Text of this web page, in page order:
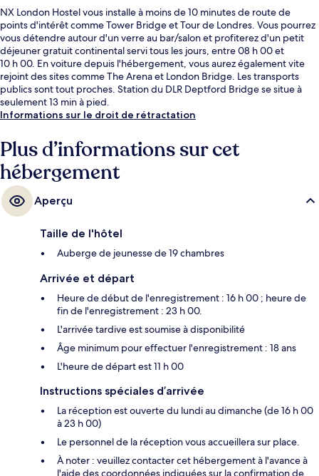
NX London Hostel vous installe à moins de 10 minutes de route de
points d'intérêt comme Tower Bridge et Tour de Londres. Vous pourrez
vous détendre autour d'un verre au bar/salon et profiterez d'un petit
déjeuner gratuit continental servi tous les jours, entre 08 h 00 et
10 h 00. En voiture depuis l'hébergement, vous aurez également vite
rejoint des sites comme The Arena et London Bridge. Les transports
publics sont tout proches. Station du DLR Deptford Bridge se situe à
seulement 13 min à pied.
Informations sur le droit de rétractation
Plus d’informations sur cet
hébergement
Aperçu
Taille de l'hôtel
Auberge de jeunesse de 19 chambres
Arrivée et départ
Heure de début de l'enregistrement : 16 h 00 ; heure de
fin de l'enregistrement : 23 h 00.
L'arrivée tardive est soumise à disponibilité
Âge minimum pour effectuer l'enregistrement : 18 ans
L'heure de départ est 11 h 00
Instructions spéciales d’arrivée
La réception est ouverte du lundi au dimanche (de 16 h 00
à 23 h 00)
Le personnel de la réception vous accueillera sur place.
À noter : veuillez contacter cet hébergement à l'avance à
l'aide des coordonnées indiquées sur la confirmation de